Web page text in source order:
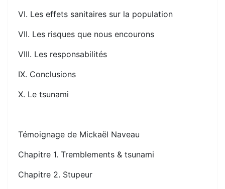
VI. Les effets sanitaires sur la population
VII. Les risques que nous encourons
VIII. Les responsabilités
IX. Conclusions
X. Le tsunami
Témoignage de Mickaël Naveau
Chapitre 1. Tremblements & tsunami
Chapitre 2. Stupeur